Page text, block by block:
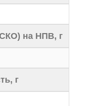
на НПВ, г
г